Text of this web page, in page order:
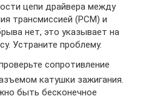
цепи драйвера между
трансмиссией (PCM) и
нет, это указывает на
Устраните проблему.
сопротивление
катушки зажигания.
быть бесконечное